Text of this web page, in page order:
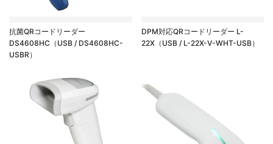
抗菌QRコードリーダー
DS4608HC（USB / DS4608HC-
USBR）
DPM対応QRコードリーダー L-
22X（USB / L-22X-V-WHT-USB）